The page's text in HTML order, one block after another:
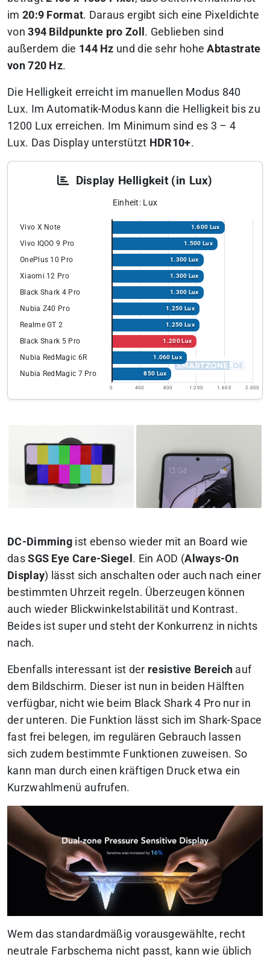
im 20:9 Format. Daraus ergibt sich eine Pixeldichte
von 394 Bildpunkte pro Zoll . Geblieben sind
außerdem die 144 Hz und die sehr hoheAbtastrate
von 720 Hz.
Die Helligkeit erreicht im manuellen Modus 840
Lux. Im Automatik-Modus kann die Helligkeit bis zu
1200 Lux erreichen. Im Minimum sind es 3 – 4
Lux. Das Display unterstützt HDR10+.
Display Helligkeit (in Lux)
Einheit: Lux
Vivo X Note 1.600 Lux
Vivo IQOO 9 Pro 1.500 Lux
OnePlus 10 Pro 1.300 Lux
Xiaomi 12 Pro 1.300 Lux
Black Shark 4 Pro 1.300 Lux
Nubia Z40 Pro 1.250 Lux
Realme GT 2 1.250 Lux
Black Shark 5 Pro 1.200 Lux
Nubia RedMagic 6R 1.060 Lux
Nubia RedMagic 7 Pro 850 Lux
0 400 800 1.200 1.600 2.000
DC-Dimming ist ebenso wieder mit an Board wie
dasSGS Eye Care-Siegel . Ein AOD (Always-On
Display) lässt sich anschalten oder auch nach einer
bestimmten Uhrzeit regeln. Überzeugen können
auch wieder Blickwinkelstabilität und Kontrast.
Beides ist super und steht der Konkurrenz in nichts
nach.
Ebenfalls interessant ist der resistive Bereich auf
dem Bildschirm. Dieser ist nun in beiden Hälften
verfügbar, nicht wie beim Black Shark 4 Pro nur in
der unteren. Die Funktion lässt sich im Shark-Space
fast frei belegen, im regulären Gebrauch lassen
sich zudem bestimmte Funktionen zuweisen. So
kann man durch einen kräftigen Druck etwa ein
Kurzwahlmenü aufrufen.
Wem das standardmäßig vorausgewählte, recht
neutrale Farbschema nicht passt, kann wie üblich